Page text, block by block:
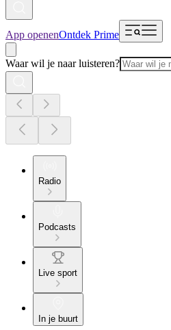
App openenOntdek Prime
Waar wil je naar luisteren?
Radio
Podcasts
Live sport
In je buurt